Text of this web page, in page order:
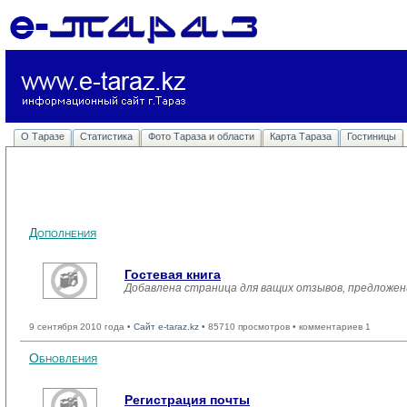
О Таразе Статистика Фото Тараза и области Карта Тараза Гостиницы
Дополнения
Гостевая книга
Добавлена страница для ващих отзывов,
9 сентября 2010 года • Сайт e-taraz.kz • 85710 просмотров • комментариев 1
Обновления
Регистрация почты